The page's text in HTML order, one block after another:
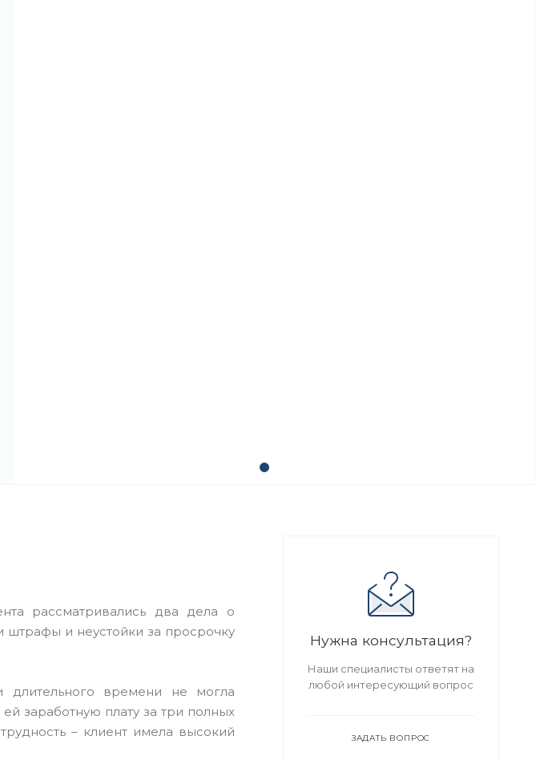
рассматривались два дела о
и неустойки за просрочку
длительного времени не могла
заработную плату за три полных
– клиент имела высокий
Нужна консультация?
Наши специалисты ответят на
любой интересующий вопрос
ЗАДАТЬ ВОПРОС